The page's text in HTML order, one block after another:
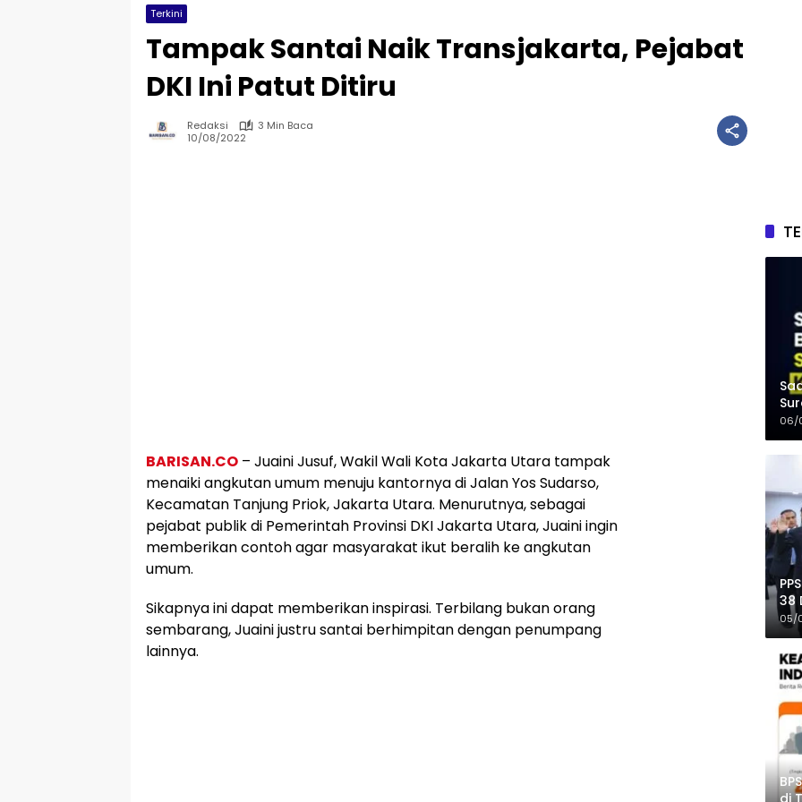
Terkini
Tampak Santai Naik Transjakarta, Pejabat
DKI Ini Patut Ditiru
Redaksi
3 Min Baca
10/08/2022
BARISAN.CO – Juaini Jusuf, Wakil Wali Kota Jakarta Utara tampak
menaiki angkutan umum menuju kantornya di Jalan Yos Sudarso,
Kecamatan Tanjung Priok, Jakarta Utara. Menurutnya, sebagai
pejabat publik di Pemerintah Provinsi DKI Jakarta Utara, Juaini ingin
memberikan contoh agar masyarakat ikut beralih ke angkutan
umum.
Sikapnya ini dapat memberikan inspirasi. Terbilang bukan orang
sembarang, Juaini justru santai berhimpitan dengan penumpang
lainnya.
06/
38
05/
di